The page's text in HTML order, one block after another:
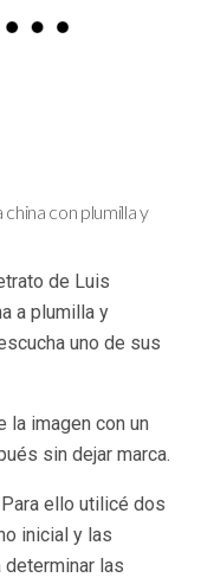
con plumilla y
de Luis
a plumilla y
uno de sus
la imagen con un
sin dejar marca.
ello utilicé dos
inicial y las
determinar las